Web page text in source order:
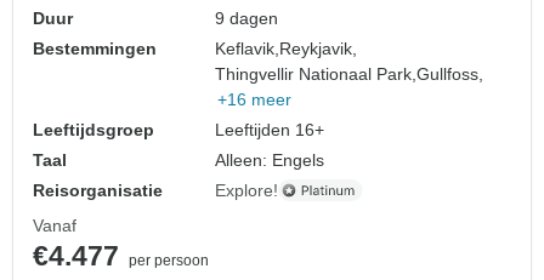
Duur
9 dagen
Bestemmingen
Keflavik, Reykjavik,
Thingvellir Nationaal Park,Gullfoss,
+16 meer
Leeftijdsgroep
Leeftijden 16+
Taal
Alleen: Engels
Reisorganisatie
Explore!
Vanaf
€4.477
per persoon